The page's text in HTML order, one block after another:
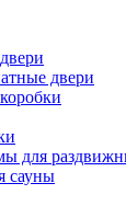
двери
для
сауны